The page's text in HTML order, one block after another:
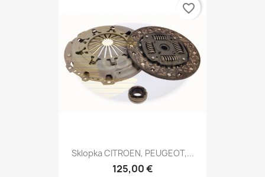
Sklopka CITROEN, PEUGEOT,...
125,00 €
favorite_border